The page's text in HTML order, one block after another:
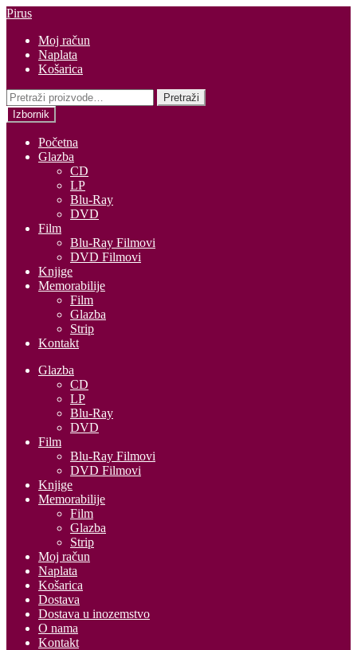
Preskoči
navigaciju
Skoči
sadržaja
Pirus
Moj račun
Naplata
Košarica
Pretraži:
Pretraži
Izbornik
Početna
Glazba
CD
LP
Blu-Ray
DVD
Film
Blu-Ray Filmovi
DVD Filmovi
Knjige
Memorabilije
Film
Glazba
Strip
Kontakt
Glazba
CD
LP
Blu-Ray
DVD
Film
Blu-Ray Filmovi
DVD Filmovi
Knjige
Memorabilije
Film
Glazba
Strip
Moj račun
Naplata
Košarica
Dostava
Dostava u inozemstvo
O nama
Kontakt